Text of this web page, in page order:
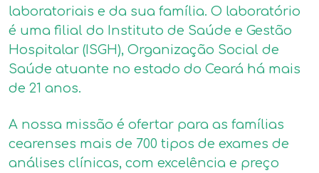
laboratoriais e da sua família. O laboratório
é uma filial do Instituto de Saúde e Gestão
Hospitalar (ISGH), Organização Social de
Saúde atuante no estado do Ceará há mais
de 21 anos.
A nossa missão é ofertar para as famílias
cearenses mais de 700 tipos de exames de
análises clínicas, com excelência e preço